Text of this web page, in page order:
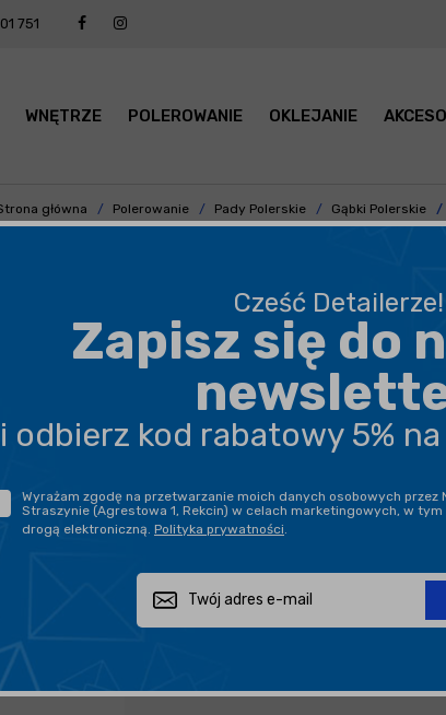
751
WNĘTRZE POLEROWANIE OKLEJANIE
główna Polerowanie Pady Polerskie Gąbki Polerskie
BEZPIECZNA WYSYŁKA
DARMOWA DOSTAWA OD 199,90 ZŁ
PROFESJONALNE DORADZTWO
Zapytaj o produkt
Cześć
Zapisz się do
i odbierz kod rabatowy 5%
Wyrażam zgodę na przetwarzanie moich danych osobowych przez
Straszynie (Agrestowa 1, Rekcin) w celach marketingowych, w
drogą elektroniczną. Polityka prywatności